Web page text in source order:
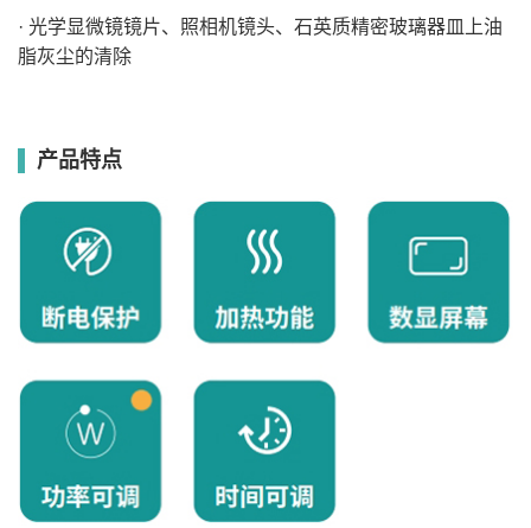
· 光学显微镜镜片、照相机镜头、石英质精密玻璃器皿上油
脂灰尘的清除
产品特点